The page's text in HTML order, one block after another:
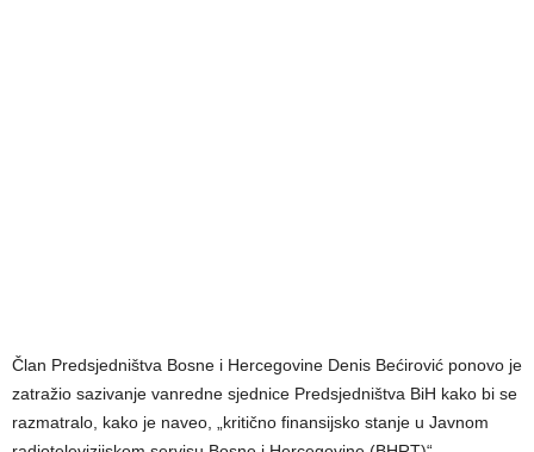
Član Predsjedništva Bosne i Hercegovine Denis Bećirović ponovo je
zatražio sazivanje vanredne sjednice Predsjedništva BiH kako bi se
razmatralo, kako je naveo, „kritično finansijsko stanje u Javnom